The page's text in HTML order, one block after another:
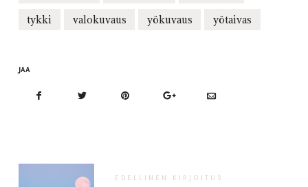
tykki valokuvaus yökuvaus yötaivas
JAA
EDELLINEN KIRJOITUS